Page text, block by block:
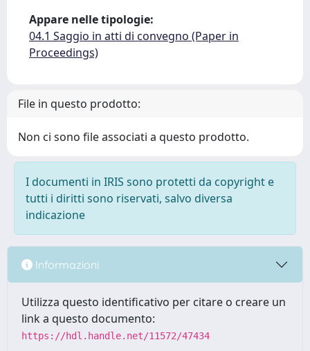
Appare nelle tipologie:
04.1 Saggio in atti di convegno (Paper in
Proceedings)
File in questo prodotto:
Non ci sono file associati a questo prodotto.
I documenti in IRIS sono protetti da copyright e
tutti i diritti sono riservati, salvo diversa
indicazione
Informazioni
Utilizza questo identificativo per citare o creare un
link a questo documento:
https://hdl.handle.net/11572/47434